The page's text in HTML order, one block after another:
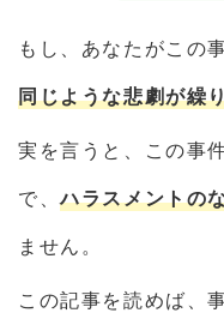
もし、あなたがこの
同じような悲劇が繰
実を言うと、この事
で、ハラスメントの
ません。
この記事を読めば、